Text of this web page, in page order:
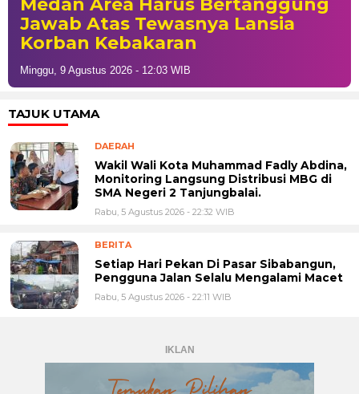
Jawab Atas Tewasnya Lansia
Korban Kebakaran
Minggu, 9 Agustus 2026 - 12:03 WIB
TAJUK UTAMA
DAERAH
Wakil Wali Kota Muhammad Fadly Abdina,
Monitoring Langsung Distribusi MBG di
SMA Negeri 2 Tanjungbalai.
Rabu, 5 Agustus 2026 - 22:32 WIB
BERITA
Setiap Hari Pekan Di Pasar Sibabangun,
Pengguna Jalan Selalu Mengalami Macet
Rabu, 5 Agustus 2026 - 22:11 WIB
IKLAN